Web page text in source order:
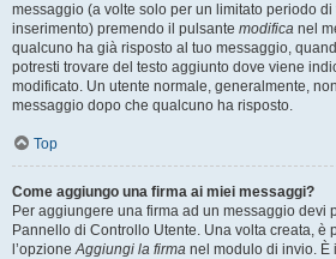
messaggio (a volte solo per un limitato periodo
inserimento) premendo il pulsante modifica nel
qualcuno ha già risposto al tuo messaggio,
potresti trovare del testo aggiunto dove viene
modificato. Un utente normale, generalmente,
messaggio dopo che qualcuno ha risposto.
Top
Come aggiungo una firma ai miei messaggi?
Per aggiungere una firma ad un messaggio devi
Pannello di Controllo Utente. Una volta creata, è
l’opzioneAggiungi la firma nel modulo di invio.